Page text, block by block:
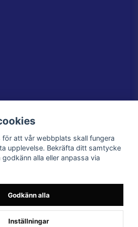
för att vår webbplats skall fungera
upplevelse. Bekräfta ditt samtycke
alla eller anpassa via
Godkänn alla
Inställningar